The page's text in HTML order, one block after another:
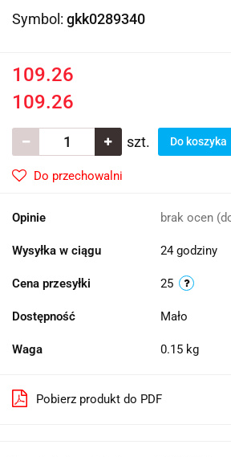
Symbol: gkk0289340
109.26
109.26
szt. Do koszyka
Do przechowalni
Opinie brak ocen
Wysyłka w ciągu 24 godziny
Cena przesyłki 25
Dostępność Mało
Waga 0.15 kg
Pobierz produkt do PDF